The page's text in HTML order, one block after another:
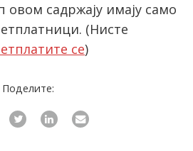
овом садржају имају само
(Нисте
се)
Поделите: